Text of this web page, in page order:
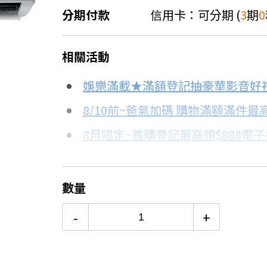
分期付款 信用卡：可分期 (3期0
＊實際可分期數、適用利率，請以購
信用卡分期
分期數
3期 0利率
每期金額
$24,130
$6,454
相關活動
娛樂滿載★滿額登記抽豪華影音好
8/10前~爸氣加碼 購物滿額滿件最
8月限定~首購登記最高領$888電
更多信用卡分期0利率滿額享回饋
熱銷冷氣機推薦→點我看達人教你
冷氣挑選教學→點我看達人教你買
數量
- +